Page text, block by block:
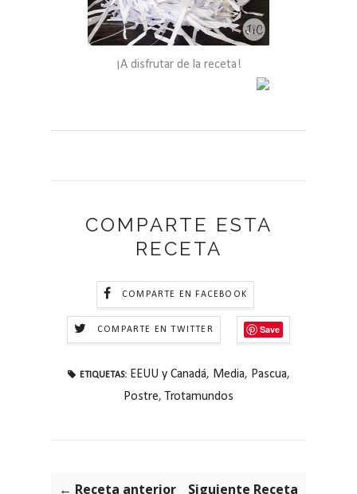
¡A disfrutar de la receta!
COMPARTE ESTA
RECETA
COMPARTE EN FACEBOOK
COMPARTE EN TWITTER Save
ETIQUETAS: EEUU y Canadá, Media, Pascua,
Postre, Trotamundos
← Receta anterior
Siguiente Receta